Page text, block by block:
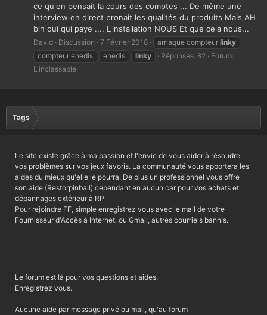
ce qu'en pensait la cours des comptes ... De même une
interview en direct pronait les qualités du produits Mais AH
bin oui qui paye .... L'installation NOUS Et que cela nous...
David Discussion 7 Février 2018 arnaque compteur linky
compteur enedis
enedis linky Réponses: 82
Forum:
L'inclassable
Tags
Le site existe grâce à ma passion et l'envie de vous aider à résoudre
vos problèmes sur vos jeux favoris. La communauté vous apportera les
aides du mieux qu'elle le pourra. De plus un professionnel vous offre
son aide (Restorpinball) cependant en aucun car pour vos achats et
dépannages extérieur à RP
Pour rejoindre FF, simple enregistrez vous avec le mail de votre
Fournisseur d'Accès à Internet, ou Gmail, autres courriels bannis.
Le forum est là pour vos questions et aides.
Enregistrez vous.
Aucune aide par message privé ou mail, qu'au forum